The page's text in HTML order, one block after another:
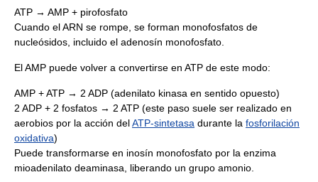
ATP → AMP + pirofosfato
Cuando el ARN se rompe, se forman monofosfatos de
nucleósidos, incluido el adenosín monofosfato.
El AMP puede volver a convertirse en ATP de este modo:
AMP + ATP → 2 ADP (adenilato kinasa en sentido opuesto)
2 ADP + 2 fosfatos → 2 ATP (este paso suele ser realizado en
aerobios por la acción delATP-sintetasa durante la fosforilación
oxidativa)
Puede transformarse en inosín monofosfato por la enzima
mioadenilato deaminasa, liberando un grupo amonio.